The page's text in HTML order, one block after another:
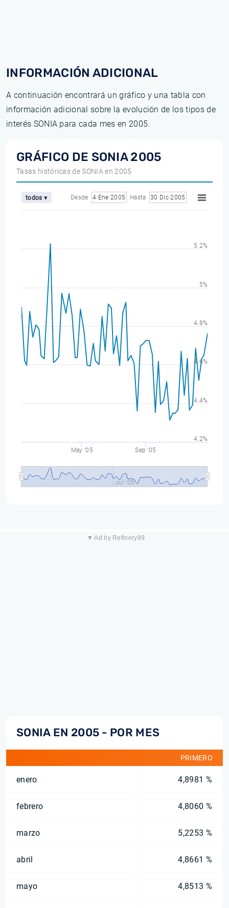
INFORMACIÓN ADICIONAL
A continuación encontrará un gráfico y una tabla con
información adicional sobre la evolución de los tipos de
interés SONIA para cada mes en 2005.
GRÁFICO DE SONIA 2005
Tasas históricas de SONIA en 2005
todos ▾ Desde 4 Ene 2005 Hasta 30 Dic 2005
May '05 Sep '05
Jul '05
4.2%
4.4%
4.6%
4.8%
5%
5.2%
▼ Ad by Refinery89
SONIA EN 2005 - POR MES
PRIMERO
enero 4,8981 %
febrero 4,8060 %
marzo 5,2253 %
abril 4,8661 %
mayo 4,8513 %